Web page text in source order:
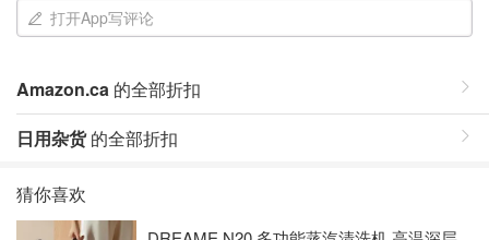
打开App写评论
Amazon.ca 的全部折扣
日用杂货的全部折扣
猜你喜欢